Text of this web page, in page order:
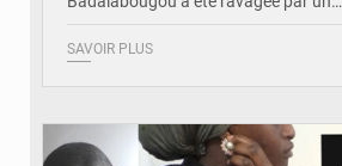
SAVOIR PLUS